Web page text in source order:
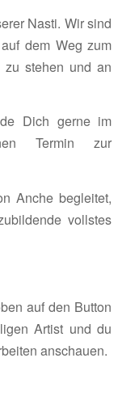
Nasti. Wir sind
dem Weg zum
zu stehen und an
Dich gerne im
Termin zur
Anche begleitet,
vollstes
auf den Button
Artist und du
anschauen.